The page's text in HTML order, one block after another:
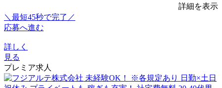
詳細を表示
＼最短45秒で完了／
応募へ進む
詳しく
見る
プレミア求人